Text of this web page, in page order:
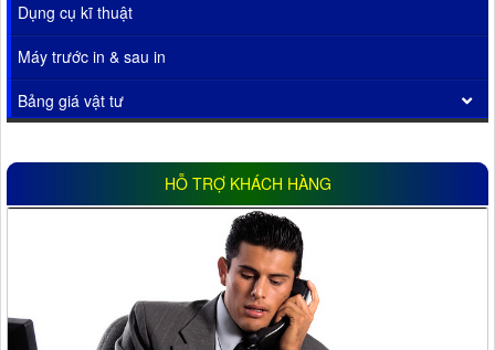
Dụng cụ kĩ thuật
Máy trước in & sau in
Bảng giá vật tư
HỖ TRỢ KHÁCH HÀNG